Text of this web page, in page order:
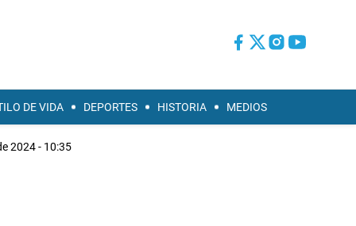
DE VIDA DEPORTES HISTORIA MEDIOS
2024 - 10:35